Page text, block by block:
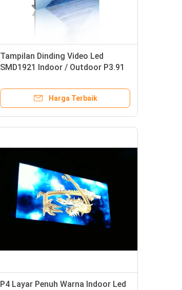
Tampilan Dinding Video Led
SMD1921 Indoor / Outdoor P3.91
Harga Terbaik
P4 Layar Penuh Warna Indoor Led